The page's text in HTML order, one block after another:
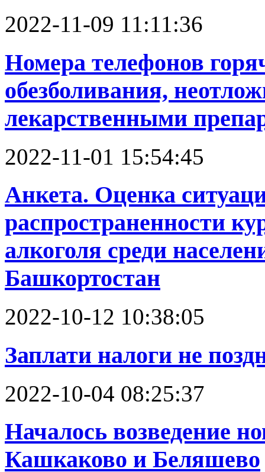
2022-11-09 11:11:36
Номера телефонов
обезболивания,
лекарственными
2022-11-01 15:54:45
Анкета. Оценка
распространенности
алкоголя среди
Башкортостан
2022-10-12 10:38:05
Заплати налоги не
2022-10-04 08:25:37
Началось возведение
Кашкаково и Беляшево